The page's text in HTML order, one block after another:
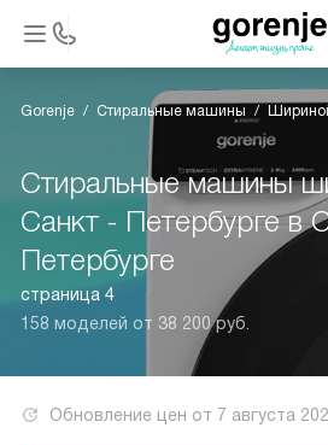
Gorenje Стиральные машины
Стиральные машины
Санкт - Петербурге в
Петербурге
страница 4
158 моделей от 38 200 руб.
Обновление цен от 7 августа